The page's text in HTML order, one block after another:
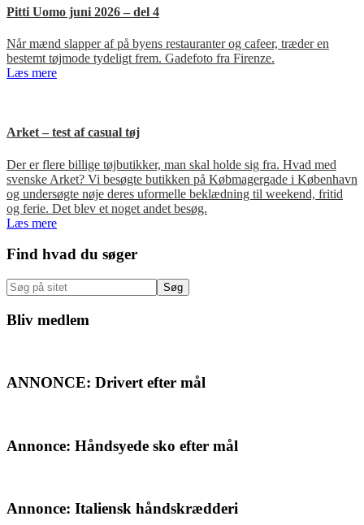
Pitti Uomo juni 2026 – del 4
Når mænd slapper af på byens restauranter og cafeer, træder en
bestemt tøjmode tydeligt frem. Gadefoto fra Firenze.
Læs mere
Arket – test af casual tøj
Der er flere billige tøjbutikker, man skal holde sig fra. Hvad med
svenske Arket? Vi besøgte butikken på Købmagergade i København
og undersøgte nøje deres uformelle beklædning til weekend, fritid
og ferie. Det blev et noget andet besøg.
Læs mere
Primær
Sidebar
Find hvad du søger
Søg
på
sitet
Bliv medlem
ANNONCE: Drivert efter mål
Annonce: Håndsyede sko efter mål
Annonce: Italiensk håndskrædderi